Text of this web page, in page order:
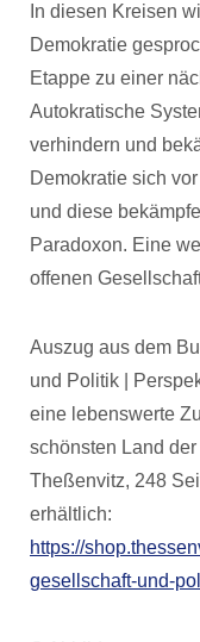
In diesen Kreisen
Demokratie
Etappe zu einer
Autokratische
verhindern und
Demokratie sich
und diese
Paradoxon. Eine
offenen
Auszug aus dem
und Politik |
eine lebenswerte
schönsten Land
Theßenvitz, 248
erhältlich:
https://
gesellschaft-und-